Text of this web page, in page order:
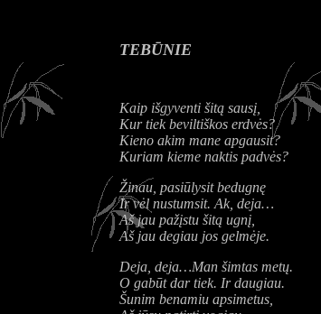
TEBŪNIE
Kaip išgyventi šitą sausį,
Kur tiek beviltiškos erdvės?
Kieno akim mane apgausit?
Kuriam kieme naktis padvės?
Žinau, pasiūlysit bedugnę
Ir vėl nustumsit. Ak, deja…
Aš jau pažįstu šitą ugnį,
Aš jau degiau jos gelmėje.
Deja, deja…Man šimtas metų.
O gabūt dar tiek. Ir daugiau.
Šunim benamiu apsimetus,